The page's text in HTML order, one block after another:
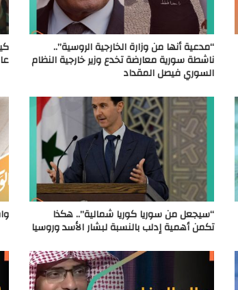
“مدعية أنها من وزارة الخارجية الروسية”..
ناشطة سورية معارضة تخدع وزير خارجية النظام
السوري فيصل المقداد
“سيجعل من سوريا كوريا شمالية”.. هكذا
تكمن أهمية إدلب بالنسبة لبشار الأسد وروسيا